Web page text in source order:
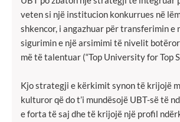
veten si një institucion konkurrues në
shkencor, i angazhuar për transferimin e
sigurimin e një arsimimi të nivelit
më të talentuar (“Top University for Top
Kjo strategji e kërkimit synon të krijojë
kulturor që do t’i mundësojë UBT-së të
e forta të saj dhe të krijojë një profil